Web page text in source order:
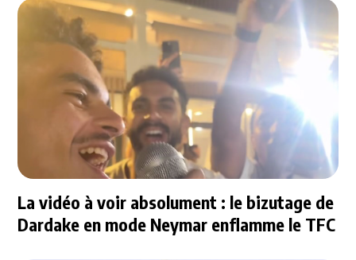
La vidéo à voir absolument : le bizutage de
Dardake en mode Neymar enflamme le TFC